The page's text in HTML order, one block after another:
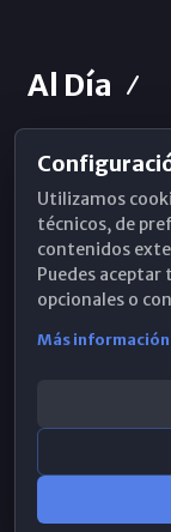
Al Día
Horarios de
Hemeroteca
WhatsApp
Utilizamos
técnicos, de
contenidos
Puedes aceptar
opcionales o
Más información